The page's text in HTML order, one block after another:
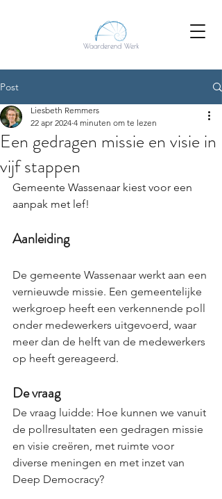
Post
Een gedragen missie en visie in
vijf stappen
Liesbeth Remmers
22 apr 2024 4 minuten om te lezen
Gemeente Wassenaar kiest voor een
aanpak met lef!
Aanleiding
De gemeente Wassenaar werkt aan een
vernieuwde missie. Een gemeentelijke
werkgroep heeft een verkennende poll
onder medewerkers uitgevoerd, waar
meer dan de helft van de medewerkers
op heeft gereageerd.
De vraag
De vraag luidde: Hoe kunnen we vanuit
de pollresultaten een gedragen missie
en visie creëren, met ruimte voor
diverse meningen en met inzet van
Deep Democracy?